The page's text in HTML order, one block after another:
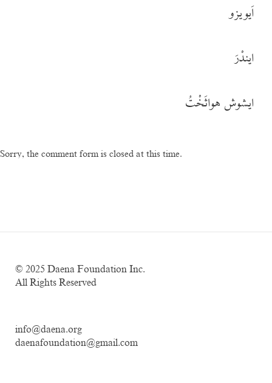
اَیویزو
ایندْرَ
ایشوش هواثَخْتُ
Sorry, the comment form is closed at this time.
© 2025 Daena Foundation Inc.
All Rights Reserved
info@daena.org
daenafoundation@gmail.com